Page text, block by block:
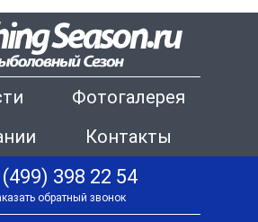
Фотогалерея
Контакты
398 22 54
обратный звонок